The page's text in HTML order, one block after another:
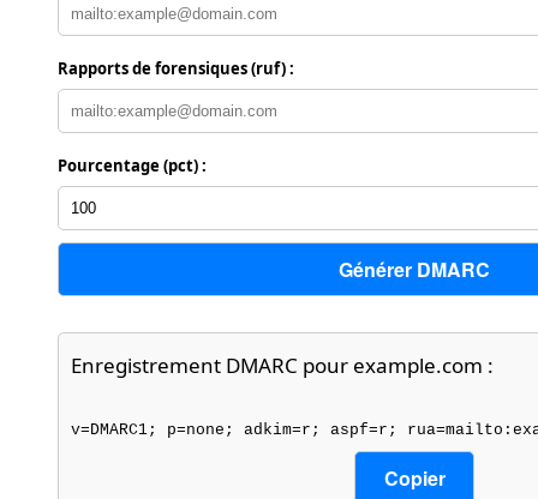
Rapports de forensiques (ruf) :
Pourcentage (pct) :
Générer DMARC
Enregistrement DMARC pour example.com :
v=DMARC1; p=none; adkim=r; aspf=r;
Copier